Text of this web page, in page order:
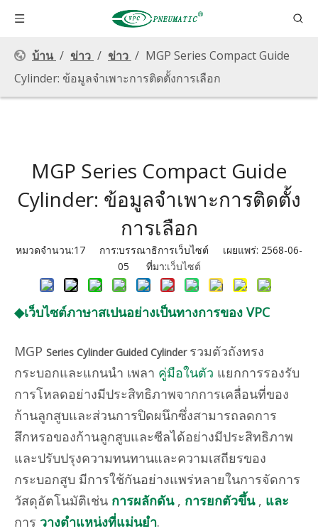
บ้าน / ข่าว / ข่าว / MGP Series Compact Guide
Cylinder: ข้อมูลจำเพาะการติดตั้งการเลือก
MGP Series Compact Guide
Cylinder: ข้อมูลจำเพาะการติดตั้ง
การเลือก
หมวดจำนวน:17 การ:บรรณาธิการเว็บไซต์ เผยแพร่: 2568-06-
05 ที่มา:เว็บไซต์
◆เว็บไซต์ภาษาสเปนอย่างเป็นทางการของ VPC
MGP Series Cylinder Guided Cylinder รวมตัวถังทรง
กระบอกและแกนนำ เพลา คู่มือในตัว แยกการรองรับ
การโหลดอย่างมีประสิทธิภาพจากการเคลื่อนที่ของ
ก้านลูกสูบและส่วนการปิดผนึกซึ่งสามารถลดการ
สึกหรอของก้านลูกสูบและซีลได้อย่างมีประสิทธิภาพ
และปรับปรุงความทนทานและความเสถียรของ
กระบอกสูบ มีการใช้กันอย่างแพร่หลายในการจัดการ
วัสดุอัตโนมัติเช่น การผลักดัน , การยกตัวขึ้น , และ
การ วางตำแหน่งที่แม่นยำ.